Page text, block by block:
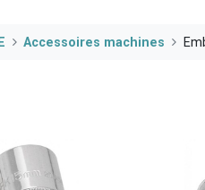
Accessoires machines